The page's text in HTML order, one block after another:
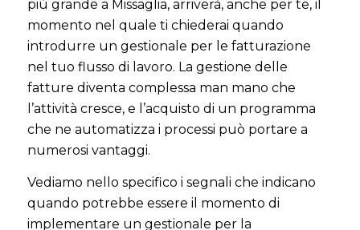
più grande a Missaglia, arriverà, anche per te, il
momento nel quale ti chiederai quando
introdurre un gestionale per le fatturazione
nel tuo flusso di lavoro. La gestione delle
fatture diventa complessa man mano che
l’attività cresce, e l’acquisto di un programma
che ne automatizza i processi può portare a
numerosi vantaggi.
Vediamo nello specifico i segnali che indicano
quando potrebbe essere il momento di
implementare un gestionale per la